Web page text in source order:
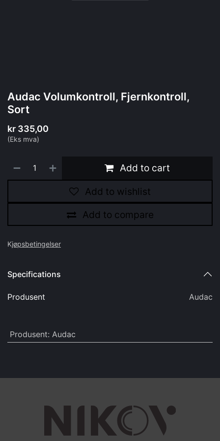
Audac Volumkontroll, Fjernkontroll,
Sort
kr 335,00
(Eks mva)
Add to cart
Add to compare
Add to wishlist
Kjøpsbetingelser
Specifications
Produsent Audac
Produsent: Audac